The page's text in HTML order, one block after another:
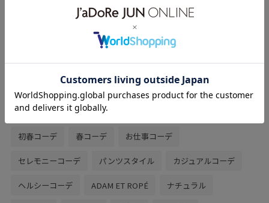
¥14,300
レビュー
ョルダー部分のほどよいボリュームと洗練
されたフォルムで可愛いです。
関連タグ
初春コーデ 春コーデ お仕事コーデ
セレモニーコーデ パンツスタイル カジュアルコーデ
ヘルシーコーデ ADAM ET ROPÉ ナチュラル